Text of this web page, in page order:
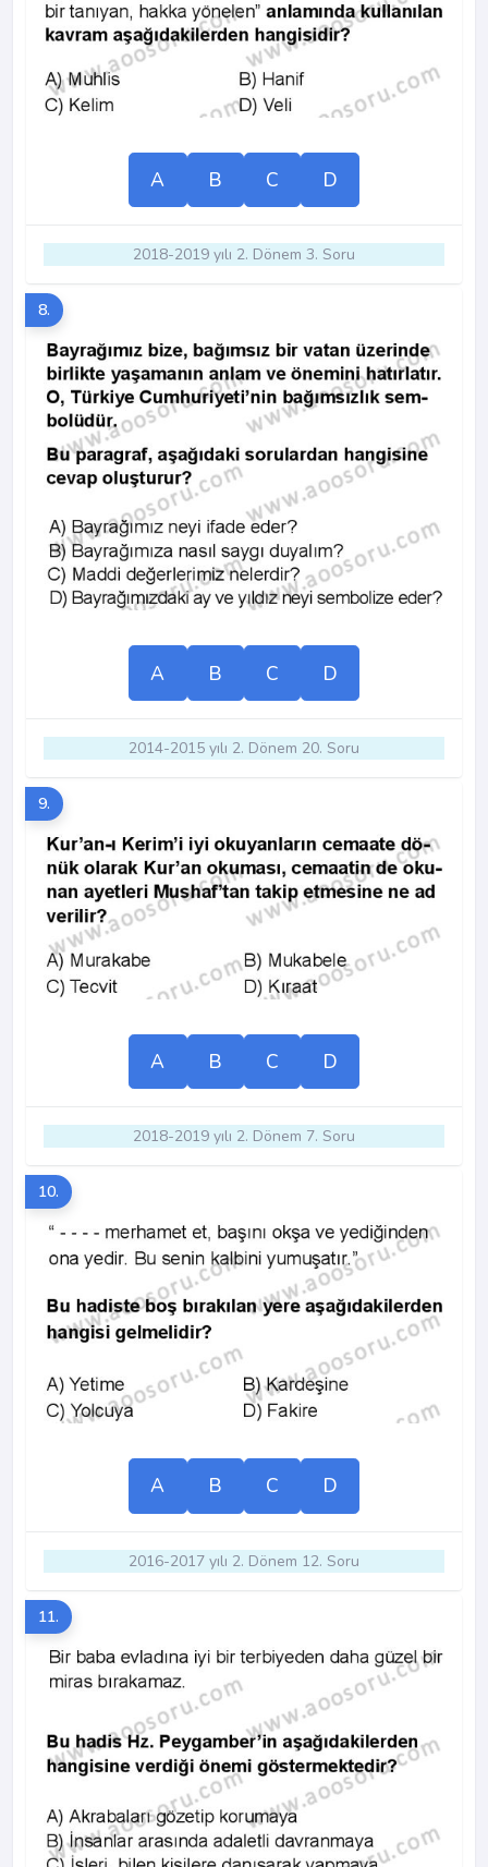
A B C D
2018-2019 yılı 2. Dönem 3. Soru
8.
A B C D
2014-2015 yılı 2. Dönem 20. Soru
9.
A B C D
2018-2019 yılı 2. Dönem 7. Soru
10.
A B C D
2016-2017 yılı 2. Dönem 12. Soru
11.